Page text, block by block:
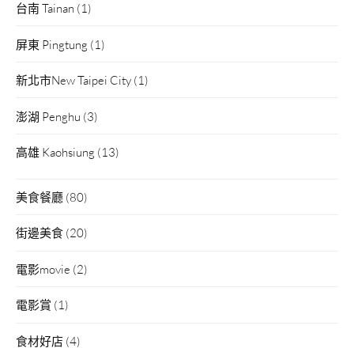
台南 Tainan (1)
屏東 Pingtung (1)
新北市New Taipei City (1)
澎湖 Penghu (3)
高雄 Kaohsiung (13)
美食餐廳 (80)
街邊美食 (20)
電影movie (2)
電影賞 (1)
食材好店 (4)